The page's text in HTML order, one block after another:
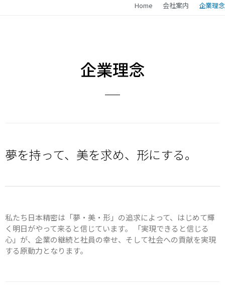
Home 会社案内 企業理念
企業理念
夢を持って、美を求め、形にする。
私たち日本精密は「夢・美・形」の追求によって、はじめて輝
く明日がやって来ると信じています。 「実現できると信じる
心」が、企業の継続と社員の幸せ、そして社会への貢献を実現
する原動力となります。